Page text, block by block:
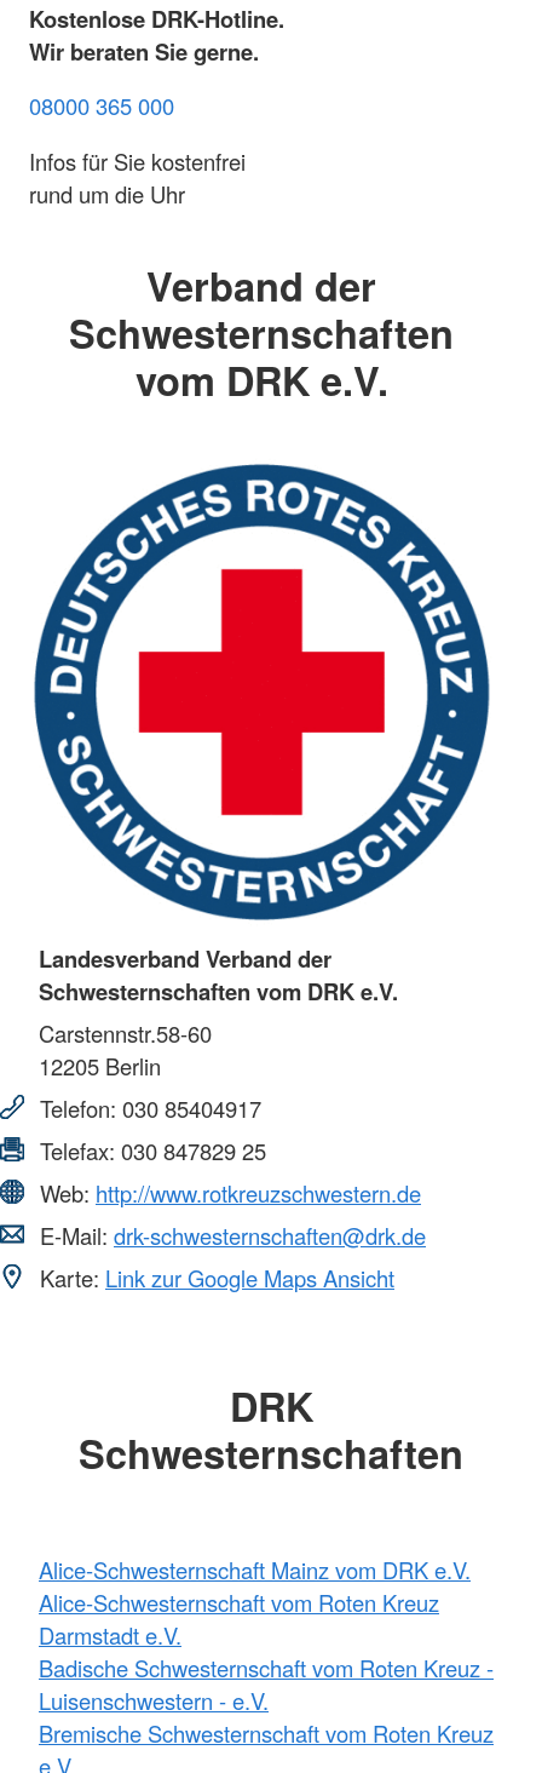
Kostenlose DRK-Hotline.
Wir beraten Sie gerne.
08000 365 000
Infos für Sie kostenfrei
rund um die Uhr
Verband der
Schwesternschaften
vom DRK e.V.
Landesverband Verband der
Schwesternschaften vom DRK e.V.
Carstennstr.58-60
12205 Berlin
Telefon: 030 85404917
Telefax: 030 847829 25
Web: http://www.rotkreuzschwestern.de
E-Mail: drk-schwesternschaften@drk.de
Karte: Link zur Google Maps Ansicht
DRK
Schwesternschaften
Alice-Schwesternschaft Mainz vom DRK e.V.
Alice-Schwesternschaft vom Roten Kreuz
Darmstadt e.V.
Badische Schwesternschaft vom Roten Kreuz -
Luisenschwestern - e.V.
Bremische Schwesternschaft vom Roten Kreuz
e.V.